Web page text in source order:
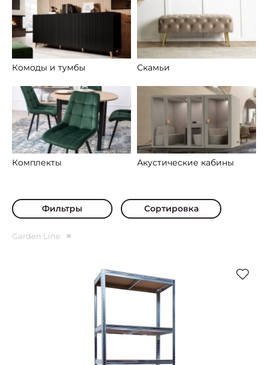
Комоды и тумбы Скамьи
Комплекты Акустические кабины
Фильтры Сортировка
Garden Line